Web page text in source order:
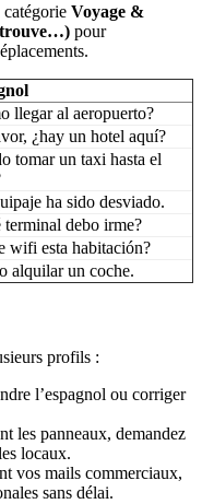
Voyage &
trouve…) pour
llegar al aeropuerto?
¿hay un hotel aquí?
tomar un taxi hasta el
ha sido desviado.
terminal debo irme?
wifi esta habitación?
alquilar un coche.
profils :
l’espagnol ou corriger
les panneaux, demandez
locaux.
vos mails commerciaux,
sans délai.